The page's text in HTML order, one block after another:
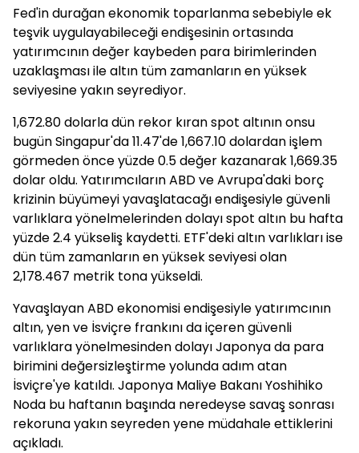
Fed'in durağan ekonomik toparlanma sebebiyle ek
teşvik uygulayabileceği endişesinin ortasında
yatırımcının değer kaybeden para birimlerinden
uzaklaşması ile altın tüm zamanların en yüksek
seviyesine yakın seyrediyor.
1,672.80 dolarla dün rekor kıran spot altının onsu
bugün Singapur'da 11.47'de 1,667.10 dolardan işlem
görmeden önce yüzde 0.5 değer kazanarak 1,669.35
dolar oldu. Yatırımcıların ABD ve Avrupa'daki borç
krizinin büyümeyi yavaşlatacağı endişesiyle güvenli
varlıklara yönelmelerinden dolayı spot altın bu hafta
yüzde 2.4 yükseliş kaydetti. ETF'deki altın varlıkları ise
dün tüm zamanların en yüksek seviyesi olan
2,178.467 metrik tona yükseldi.
Yavaşlayan ABD ekonomisi endişesiyle yatırımcının
altın, yen ve İsviçre frankını da içeren güvenli
varlıklara yönelmesinden dolayı Japonya da para
birimini değersizleştirme yolunda adım atan
İsviçre'ye katıldı. Japonya Maliye Bakanı Yoshihiko
Noda bu haftanın başında neredeyse savaş sonrası
rekoruna yakın seyreden yene müdahale ettiklerini
açıkladı.